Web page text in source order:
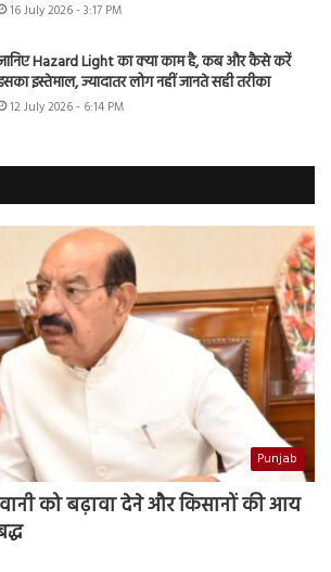
16 July 2026 - 3:17 PM
Hazard Light का क्या काम है, कब और कैसे करें
इस्तेमाल, ज्यादातर लोग नहीं जानते सही तरीका
12 July 2026 - 6:14 PM
Punjab
को बढ़ावा देने और किसानों की आय